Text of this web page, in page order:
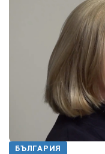
БЪЛГАРИЯ